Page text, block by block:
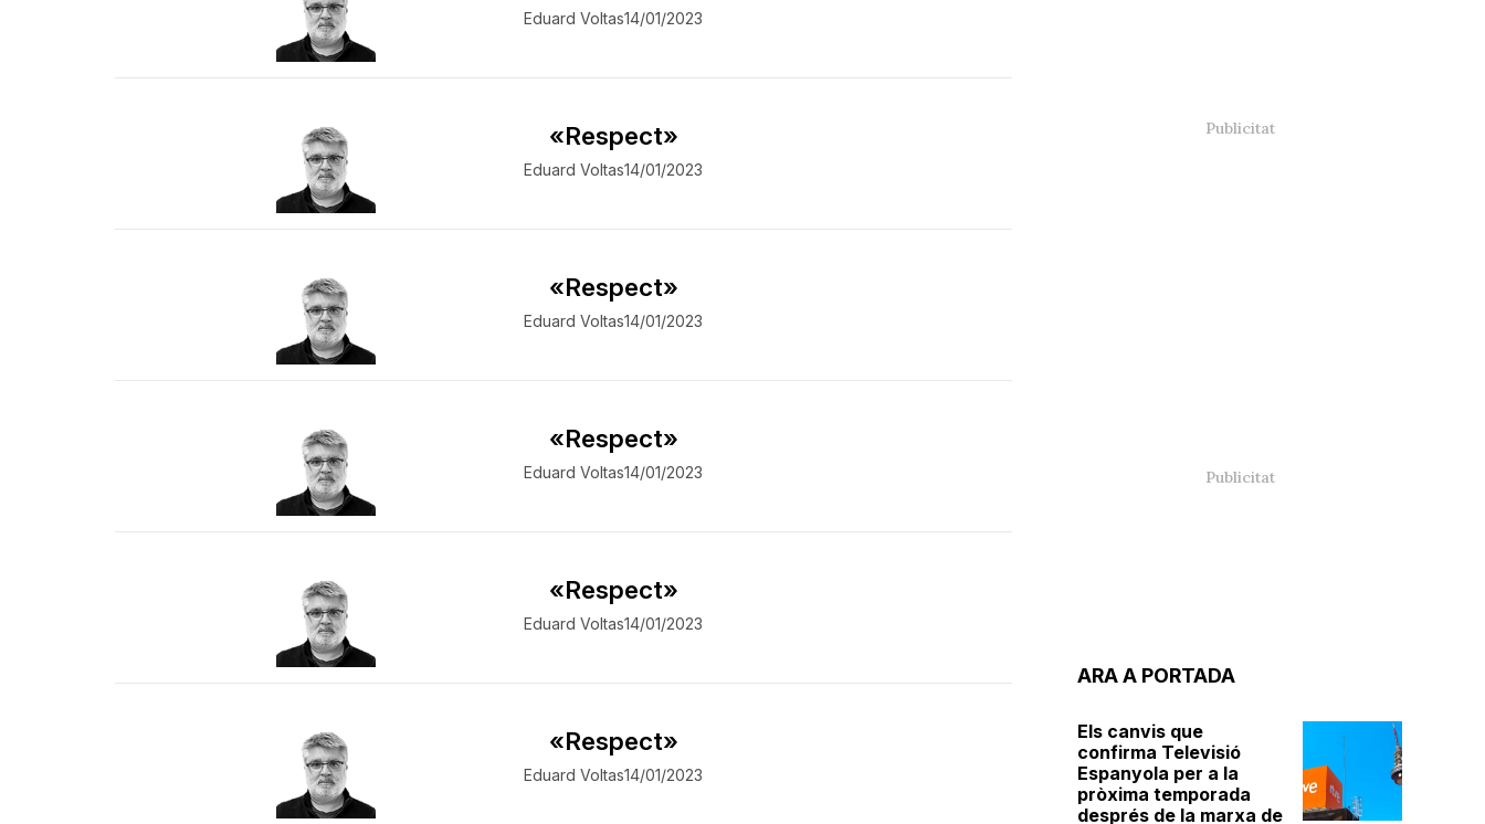
Eduard Voltas14/01/2023
«Respect»
Eduard Voltas14/01/2023
«Respect»
Eduard Voltas14/01/2023
«Respect»
Eduard Voltas14/01/2023
«Respect»
Eduard Voltas14/01/2023
«Respect»
Eduard Voltas14/01/2023
ARA A PORTADA
Els canvis que
confirma Televisió
Espanyola per a la
pròxima temporada
després de la marxa de